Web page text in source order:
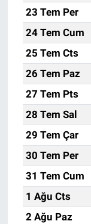
23 Tem Per
24 Tem Cum
25 Tem Cts
26 Tem Paz
27 Tem Pts
28 Tem Sal
29 Tem Çar
30 Tem Per
31 Tem Cum
1 Ağu Cts
2 Ağu Paz